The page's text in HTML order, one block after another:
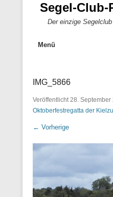
Segel-Club-
Der einzige
Menü
IMG_5866
Veröffentlicht28. September
Oktoberfestregatta der
← Vorherige